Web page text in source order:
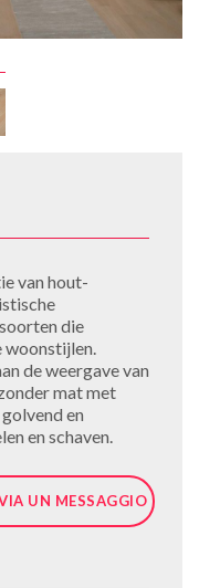
van hout-
die
woonstijlen.
de weergave van
mat met
en
en schaven.
UN MESSAGGIO